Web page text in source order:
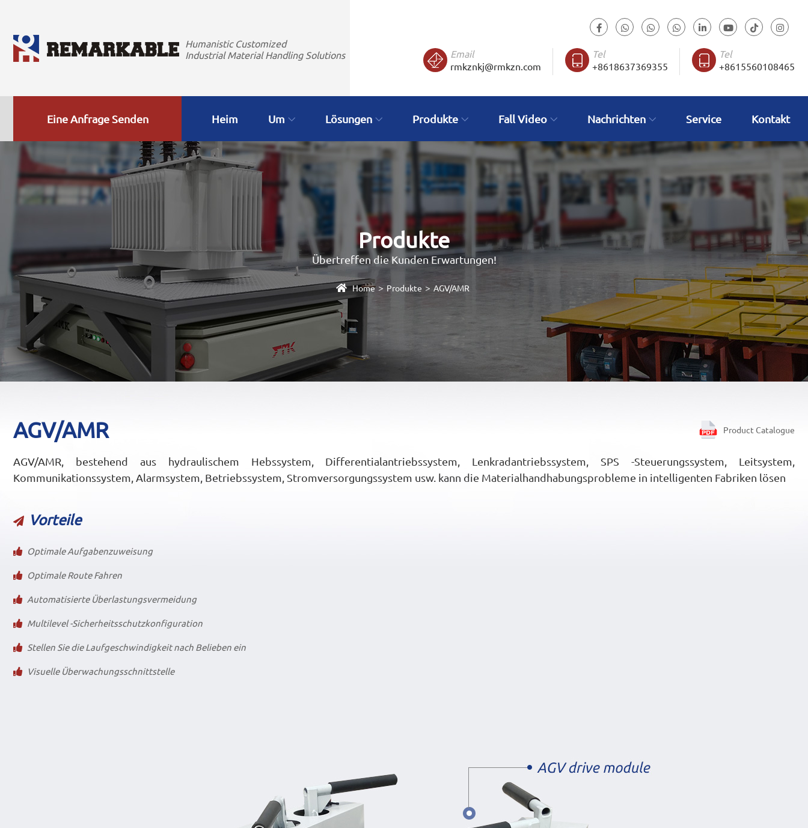
Humanistic Customized
Industrial Material Handling Solutions
Tel
+8615560108465
Tel
+8618637369355
Email
rmkznkj@rmkzn.com
Eine Anfrage Senden Heim Um Lösungen Produkte Fall Video Nachrichten Service Kontakt
Produkte
Übertreffen die Kunden Erwartungen!
Home > Produkte > AGV/AMR
AGV/AMR Product Catalogue
AGV/AMR, bestehend aus hydraulischem Hebssystem, Differentialantriebssystem, Lenkradantriebssystem, SPS -Steuerungssystem, Leitsystem,
Kommunikationssystem, Alarmsystem, Betriebssystem, Stromversorgungssystem usw. kann die Materialhandhabungsprobleme in intelligenten Fabriken lösen
Vorteile
Optimale Aufgabenzuweisung
Optimale Route Fahren
Automatisierte Überlastungsvermeidung
Multilevel -Sicherheitsschutzkonfiguration
Stellen Sie die Laufgeschwindigkeit nach Belieben ein
Visuelle Überwachungsschnittstelle